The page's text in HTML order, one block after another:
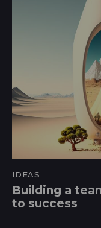
IDEAS
Building a
to success